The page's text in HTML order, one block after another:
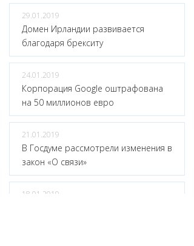
29.01.2019
Домен Ирландии развивается
благодаря брекситу
24.01.2019
Корпорация Google оштрафована
на 50 миллионов евро
21.01.2019
В Госдуме рассмотрели изменения в
закон «О связи»
18.01.2019